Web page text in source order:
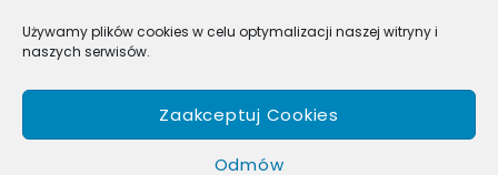
Używamy plików cookies w celu optymalizacji naszej witryny i
naszych serwisów.
Zaakceptuj Cookies
Odmów
premiery…